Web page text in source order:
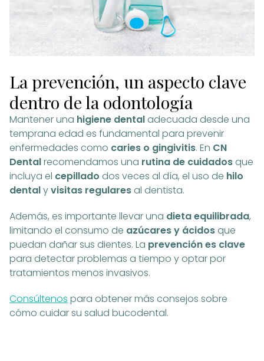
La prevención, un aspecto clave
dentro de la odontología
Mantener una higiene dentaladecuada desde una
temprana edad es fundamental para prevenir
enfermedades como caries o gingivitis. En CN
Dentalrecomendamos una rutina de cuidadosque
incluya el cepillado dos veces al día, el uso de hilo
dentalyvisitas regularesal dentista.
Además, es importante llevar una dieta equilibrada,
limitando el consumo de azúcares y ácidosque
puedan dañar sus dientes. La prevención es clave
para detectar problemas a tiempo y optar por
tratamientos menos invasivos.
Consúltenos para obtener más consejos sobre
cómo cuidar su salud bucodental.